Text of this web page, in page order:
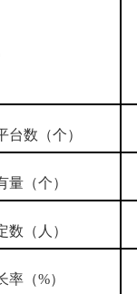
数（个）
（个）
（人）
（%）